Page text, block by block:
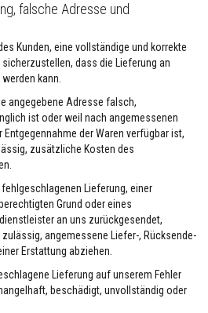
falsche Adresse und
Kunden, eine vollständige und korrekte
sicherzustellen, dass die Lieferung an
kann.
angegebene Adresse falsch,
ist oder weil nach angemessenen
der Waren verfügbar ist,
zusätzliche Kosten des
Lieferung, einer
Grund oder eines
an uns zurückgesendet,
angemessene Liefer-, Rücksende-
Erstattung abziehen.
Lieferung auf unserem Fehler
beschädigt, unvollständig oder